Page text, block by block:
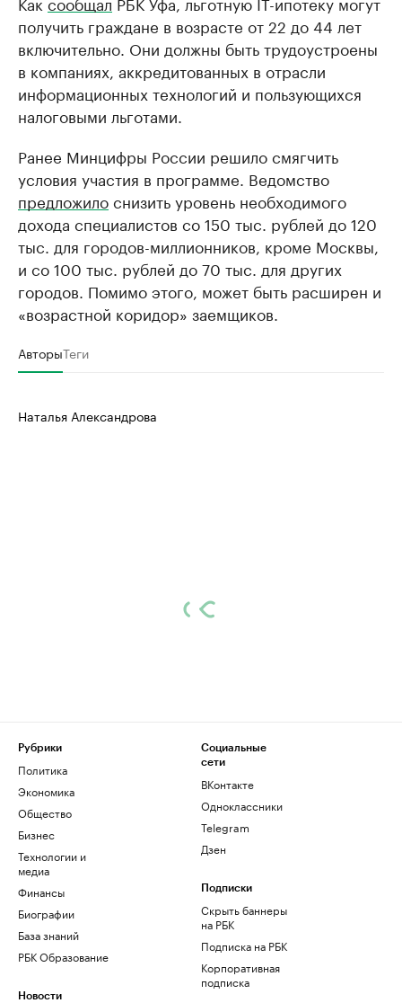
получить граждане в возрасте от 22 до 44 лет
включительно. Они должны быть трудоустроены
в компаниях, аккредитованных в отрасли
информационных технологий и пользующихся
налоговыми льготами.
Ранее Минцифры России решило смягчить
условия участия в программе. Ведомство
предложилоснизить уровень необходимого
дохода специалистов со 150 тыс. рублей до 120
тыс. для городов-миллионников, кроме Москвы,
и со 100 тыс. рублей до 70 тыс. для других
городов. Помимо этого, может быть расширен и
«возрастной коридор» заемщиков.
АвторыТеги
Наталья Александрова
Рубрики
Политика
Экономика
Общество
Бизнес
Технологии и
медиа
Финансы
Биографии
База знаний
РБК Образование
Новости
Социальные
сети
ВКонтакте
Одноклассники
Telegram
Дзен
Подписки
Скрыть баннеры
на РБК
Подписка на РБК
Корпоративная
подписка